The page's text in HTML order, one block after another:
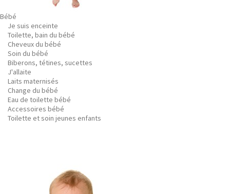
Bébé
Je suis enceinte
Toilette, bain du bébé
Cheveux du bébé
Soin du bébé
Biberons, tétines, sucettes
J'allaite
Laits maternisés
Change du bébé
Eau de toilette bébé
Accessoires bébé
Toilette et soin jeunes enfants